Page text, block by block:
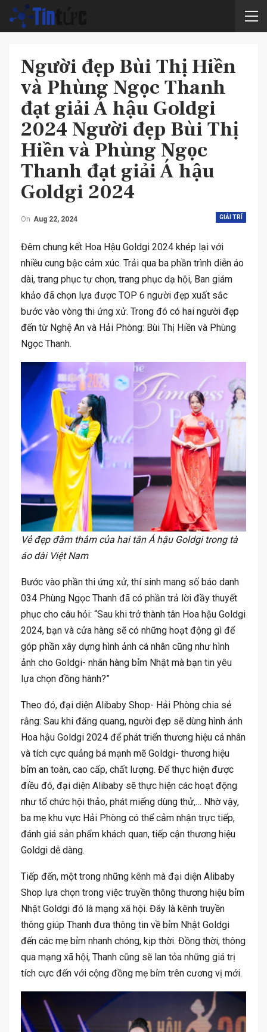
Người đẹp Bùi Thị Hiền
và Phùng Ngọc Thanh
đạt giải Á hậu Goldgi
2024 Người đẹp Bùi Thị
Hiền và Phùng Ngọc
Thanh đạt giải Á hậu
Goldgi 2024
GIẢI TRÍ
On Aug 22, 2024
Đêm chung kết Hoa Hậu Goldgi 2024 khép lại với
nhiều cung bậc cảm xúc. Trải qua ba phần trình diễn áo
dài, trang phục tự chọn, trang phục dạ hội, Ban giám
khảo đã chọn lựa được TOP 6 người đẹp xuất sắc
bước vào vòng thi ứng xử. Trong đó có hai người đẹp
đến từ Nghệ An và Hải Phòng: Bùi Thị Hiền và Phùng
Ngọc Thanh.
Vẻ đẹp đằm thắm của hai tân Á hậu Goldgi trong tà
áo dài Việt Nam
Bước vào phần thi ứng xử, thí sinh mang số báo danh
034 Phùng Ngọc Thanh đã có phần trả lời đầy thuyết
phục cho câu hỏi: “Sau khi trở thành tân Hoa hậu Goldgi
2024, bạn và cửa hàng sẽ có những hoạt động gì để
góp phần xây dựng hình ảnh cá nhân cũng như hình
ảnh cho Goldgi- nhãn hàng bỉm Nhật mà bạn tin yêu
lựa chọn đồng hành?”
Theo đó, đại diện Alibaby Shop- Hải Phòng chia sẻ
rằng: Sau khi đăng quang, người đẹp sẽ dùng hình ảnh
Hoa hậu Goldgi 2024 để phát triển thương hiệu cá nhân
và tích cực quảng bá mạnh mẽ Goldgi- thương hiệu
bỉm an toàn, cao cấp, chất lượng. Để thực hiện được
điều đó, đại diện Alibaby sẽ thực hiện các hoạt động
như tổ chức hội thảo, phát miếng dùng thử,… Nhờ vậy,
ba mẹ khu vực Hải Phòng có thể cảm nhận trực tiếp,
đánh giá sản phẩm khách quan, tiếp cận thương hiệu
Goldgi dễ dàng.
Tiếp đến, một trong những kênh mà đại diện Alibaby
Shop lựa chọn trong việc truyền thông thương hiệu bỉm
Nhật Goldgi đó là mạng xã hội. Đây là kênh truyền
thông giúp Thanh đưa thông tin về bỉm Nhật Goldgi
đến các mẹ bỉm nhanh chóng, kịp thời. Đồng thời, thông
qua mạng xã hội, Thanh cũng sẽ lan tỏa những giá trị
tích cực đến với cộng đồng mẹ bỉm trên cương vị mới.